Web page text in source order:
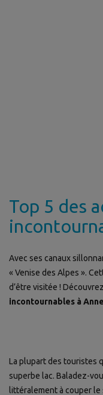
Top 5 des
Avec ses canaux
« Venise des Alpes ».
d’être visitée !
incontournables à
La plupart des touristes
superbe lac. Baladez-
littéralement à couper le